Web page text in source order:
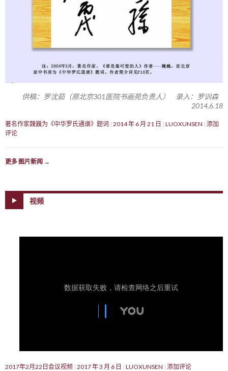
供稿：罗沈茹（原北京301医院书画苑负责人） 录入：罗训森
2014.6.18
著名作家魏巍为《中华罗氏通谱》题词 2014 年 6 月 21 日 LUOXUNSEN 添加
评论
更多 图片新闻 →
视频
2017年2月22日会议视频 2017 年 3 月 6 日 LUOXUNSEN 添加评论